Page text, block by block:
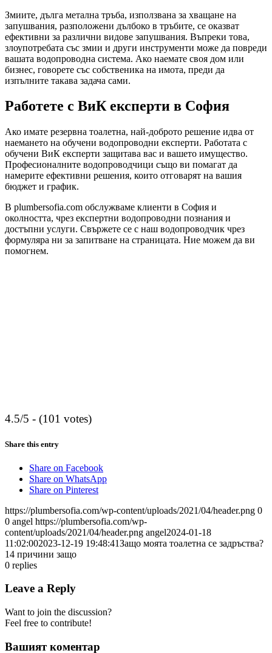
Змиите, дълга метална тръба, използвана за хващане на
запушвания, разположени дълбоко в тръбите, се оказват
ефективни за различни видове запушвания. Въпреки това,
злоупотребата със змии и други инструменти може да повреди
вашата водопроводна система. Ако наемате своя дом или
бизнес, говорете със собственика на имота, преди да
изпълните такава задача сами.
Работете с ВиК експерти в София
Ако имате резервна тоалетна, най-доброто решение идва от
наемането на обучени водопроводни експерти. Работата с
обучени ВиК експерти защитава вас и вашето имущество.
Професионалните водопроводчици също ви помагат да
намерите ефективни решения, които отговарят на вашия
бюджет и график.
В plumbersofia.com обслужваме клиенти в София и
околността, чрез експертни водопроводни познания и
достъпни услуги. Свържете се с наш водопроводчик чрез
формуляра ни за запитване на страницата. Ние можем да ви
помогнем.
4.5/5 - (101 votes)
Share this entry
Share on Facebook
Share on WhatsApp
Share on Pinterest
https://plumbersofia.com/wp-content/uploads/2021/04/header.png 0
0 angel https://plumbersofia.com/wp-
content/uploads/2021/04/header.png angel2024-01-18
11:02:002023-12-19 19:48:41Защо моята тоалетна се задръства?
14 причини защо
0 replies
Leave a Reply
Want to join the discussion?
Feel free to contribute!
Вашият коментар